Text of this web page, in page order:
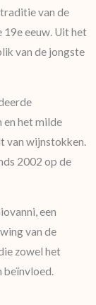
van de
19e eeuw. Uit het
van de jongste
en het milde
van wijnstokken.
2002 op de
een
van de
zowel het
beïnvloed.